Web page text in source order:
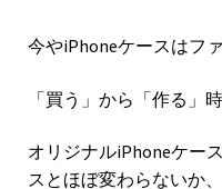
今やiPhoneケースはフ
「買う」から「作る」
オリジナルiPhoneケー
スとほぼ変わらないか